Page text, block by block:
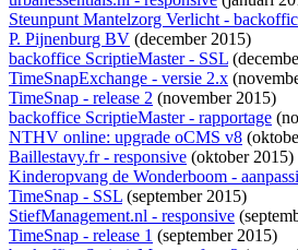
Steunpunt Mantelzorg Verlicht -
P. Pijnenburg BV (december 2015)
backoffice ScriptieMaster - SSL
TimeSnapExchange - versie 2.x
TimeSnap - release 2 (november 2015)
backoffice ScriptieMaster - rapportage
NTHV online: upgrade oCMS v8
Baillestavy.fr - responsive (oktober 2015)
Kinderopvang de Wonderboom -
TimeSnap - SSL (september 2015)
StiefManagement.nl - responsive
TimeSnap - release 1 (september 2015)